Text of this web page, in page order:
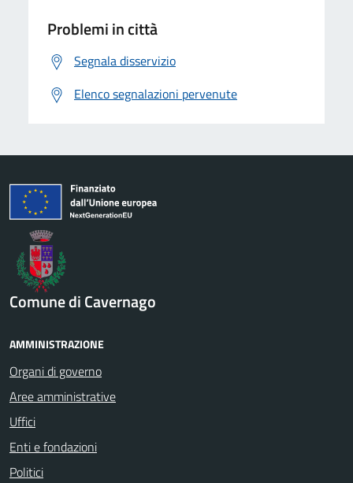
Problemi in città
Segnala disservizio
Elenco segnalazioni pervenute
Comune di Cavernago
AMMINISTRAZIONE
Organi di governo
Aree amministrative
Uffici
Enti e fondazioni
Politici